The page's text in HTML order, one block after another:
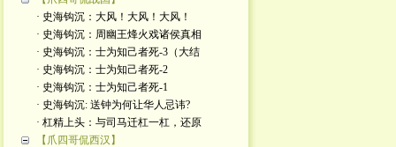
· 史海钩沉：大风！大风！大风！
· 史海钩沉：周幽王烽火戏诸侯真相
· 史海钩沉：士为知己者死-3（大结
· 史海钩沉：士为知己者死-2
· 史海钩沉：士为知己者死-1
· 史海钩沉: 送钟为何让华人忌讳?
· 杠精上头：与司马迁杠一杠，还原
【爪四哥侃西汉】